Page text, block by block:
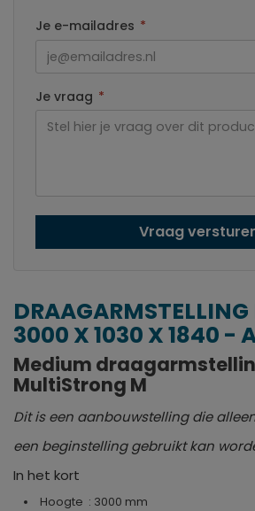
Je e-mailadres *
Je vraag *
Vraag
3000 X 1030 X 1840 -
Medium
MultiStrong M
Dit is een aanbouwstelling die
een beginstelling gebruikt kan
In het kort
Hoogte : 3000 mm